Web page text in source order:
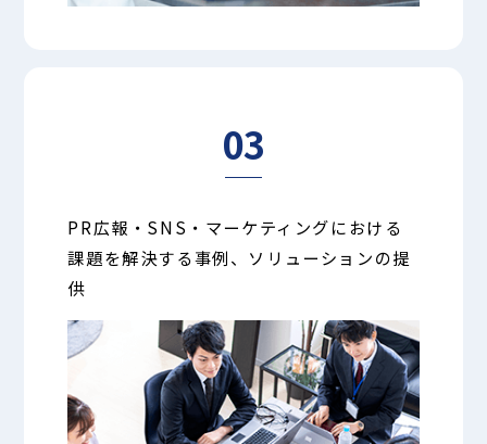
03
PR広報・SNS・マーケティングにおける
課題を解決する事例、ソリューションの提
供